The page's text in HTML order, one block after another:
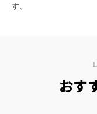
す。
おす